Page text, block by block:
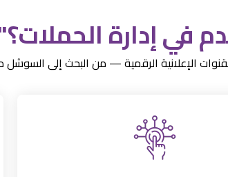
في إدارة الحملات؟
الإعلانية الرقمية — من البحث إلى السوشل